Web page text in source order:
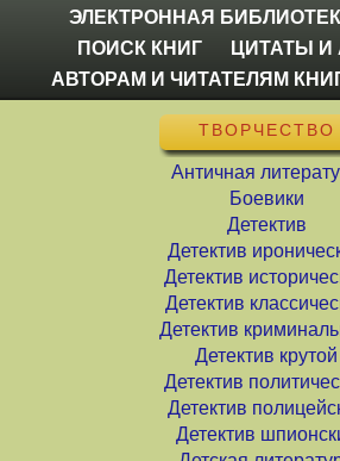
ЭЛЕКТРОННАЯ
ПОИСК КНИГ
ЦИТАТЫ
АВТОРАМ И ЧИТАТЕЛЯМ
ТВОРЧЕСТВО
Античная
Боевики
Детектив
Детектив
Детектив
Детектив
Детектив
Детектив крутой
Детектив
Детектив
Детектив